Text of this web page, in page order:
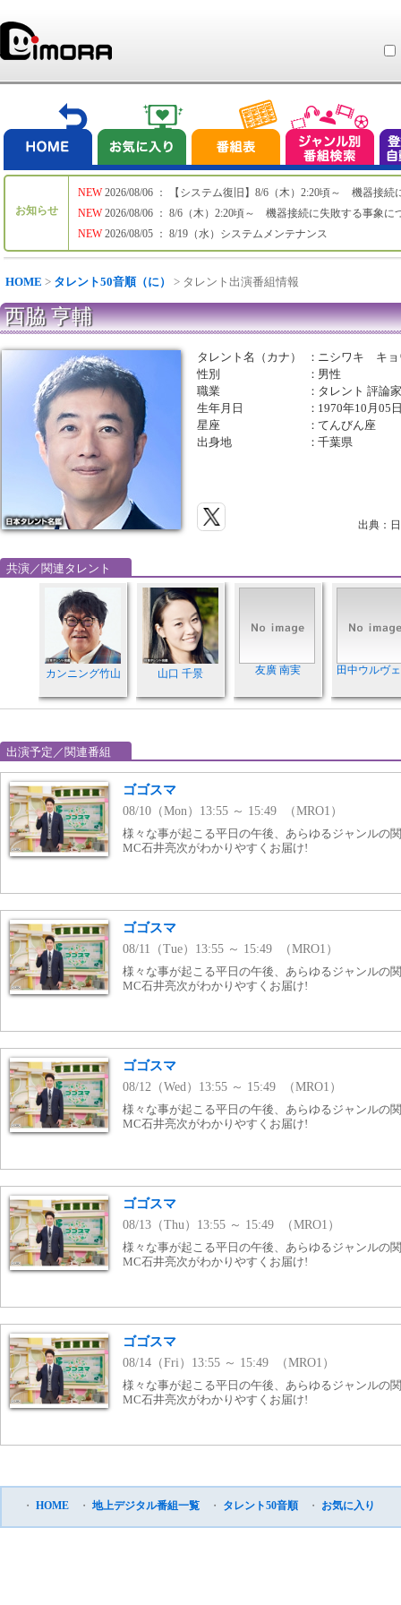
お知らせ
NEW
NEW
NEW
2026/08/06 ： 【システム復旧】8/6（木）2:20頃～ 機器接続
2026/08/06 ： 8/6（木）2:20頃～ 機器接続に失敗する事象に
2026/08/05 ： 8/19（水）システムメンテナンス
HOME > タレント50音順（に） > タレント出演番組情報
西脇 亨輔
タレント名（カナ） ： ニシワキ キョ
性別
： 男性
職業
： タレント 評論
生年月日
： 1970年10月05
星座
：てんびん座
出身地
：千葉県
出典：
共演／関連タレント
カンニング竹山 山口 千景 友廣 南実 田中ウルヴ
出演予定／関連番組
ゴゴスマ
08/10（Mon）13:55 ～ 15:49 （MRO1）
様々な事が起こる平日の午後、あらゆるジャンルの
MC石井亮次がわかりやすくお届け!
ゴゴスマ
08/11（Tue）13:55 ～ 15:49 （MRO1）
様々な事が起こる平日の午後、あらゆるジャンルの
MC石井亮次がわかりやすくお届け!
ゴゴスマ
08/12（Wed）13:55 ～ 15:49 （MRO1）
様々な事が起こる平日の午後、あらゆるジャンルの
MC石井亮次がわかりやすくお届け!
ゴゴスマ
08/13（Thu）13:55 ～ 15:49 （MRO1）
様々な事が起こる平日の午後、あらゆるジャンルの
MC石井亮次がわかりやすくお届け!
ゴゴスマ
08/14（Fri）13:55 ～ 15:49 （MRO1）
様々な事が起こる平日の午後、あらゆるジャンルの
MC石井亮次がわかりやすくお届け!
・ HOME ・ 地上デジタル番組一覧 ・ タレント50音順 ・ お気に入り